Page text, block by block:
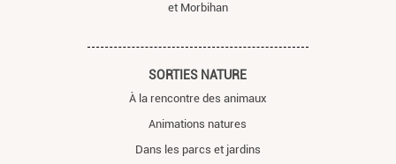
et Morbihan
SORTIES NATURE
À la rencontre des animaux
Animations natures
Dans les parcs et jardins